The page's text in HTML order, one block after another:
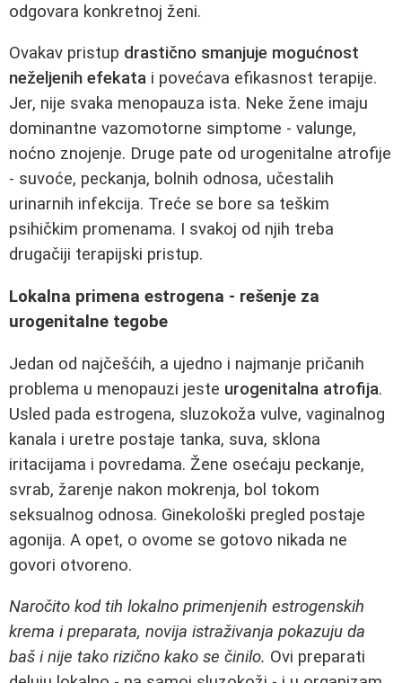
odgovara konkretnoj ženi.
Ovakav pristup drastično smanjuje mogućnost
neželjenih efekata i povećava efikasnost terapije.
Jer, nije svaka menopauza ista. Neke žene imaju
dominantne vazomotorne simptome - valunge,
noćno znojenje. Druge pate od urogenitalne atrofije
- suvoće, peckanja, bolnih odnosa, učestalih
urinarnih infekcija. Treće se bore sa teškim
psihičkim promenama. I svakoj od njih treba
drugačiji terapijski pristup.
Lokalna primena estrogena - rešenje za
urogenitalne tegobe
Jedan od najčešćih, a ujedno i najmanje pričanih
problema u menopauzi jeste urogenitalna atrofija.
Usled pada estrogena, sluzokoža vulve, vaginalnog
kanala i uretre postaje tanka, suva, sklona
iritacijama i povredama. Žene osećaju peckanje,
svrab, žarenje nakon mokrenja, bol tokom
seksualnog odnosa. Ginekološki pregled postaje
agonija. A opet, o ovome se gotovo nikada ne
govori otvoreno.
Naročito kod tih lokalno primenjenih estrogenskih
krema i preparata, novija istraživanja pokazuju da
baš i nije tako rizično kako se činilo. Ovi preparati